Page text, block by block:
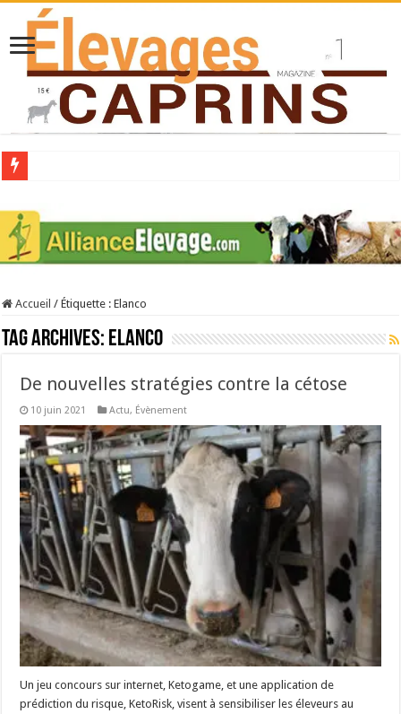
Stress thermique : quelles solutions concrètes pour protéger son troupeau ?
40 ans du Space : une présentation caprine quotidienne
La collecte de lait de chèvre confirme son rebond
Accueil / Étiquette :Elanco
Tag Archives: Elanco
De nouvelles stratégies contre la cétose
10 juin 2021 Actu, Évènement
Un jeu concours sur internet, Ketogame, et une application de
prédiction du risque, KetoRisk, visent à sensibiliser les éleveurs au